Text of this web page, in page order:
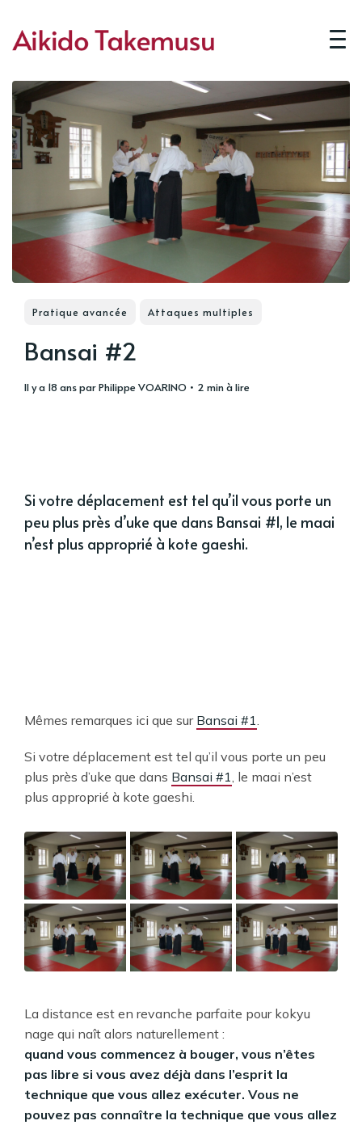
Pratique avancée Attaques multiples
Bansai #2
il y a 18 ansparPhilippe VOARINO • 2 min à lire
Si votre déplacement est tel qu’il vous porte un
peu plus près d’uke que dans Bansai #1, le maai
n’est plus approprié à kote gaeshi.
Mêmes remarques ici que sur Bansai #1
Si votre déplacement est tel qu’il vous porte un peu
plus près d’uke que dans Bansai #1 , le maai n’est
plus approprié à kote gaeshi.
La distance est en revanche parfaite pour kokyu
nage qui naît alors naturellement :
quand vous commencez à bouger, vous n’êtes
pas libre si vous avez déjà dans l’esprit la
technique que vous allez exécuter. Vous ne
pouvez pas connaître la technique que vous allez